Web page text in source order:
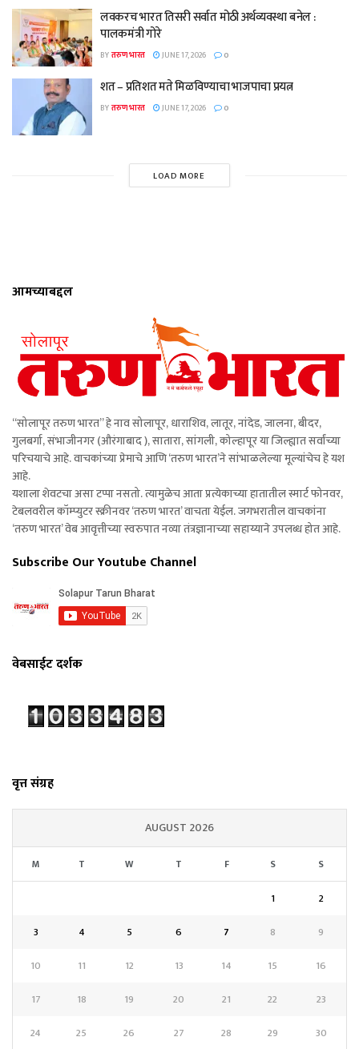
लवकरच भारत तिसरी सर्वात मोठी अर्थव्यवस्था बनेल :
पालकमंत्री गोरे
BYतरुण भारत JUNE 17, 2026 0
शत – प्रतिशत मते मिळविण्याचा भाजपाचा प्रयत्न
BYतरुण भारत JUNE 17, 2026 0
LOAD MORE
आमच्याबद्दल
“सोलापूर तरुण भारत” हे नाव सोलापूर, धाराशिव, लातूर, नांदेड, जालना, बीदर,
गुलबर्गा, संभाजीनगर (औरंगाबाद ), सातारा, सांगली, कोल्हापूर या जिल्ह्यात सर्वांच्या
परिचयाचे आहे. वाचकांच्या प्रेमाचे आणि ‘तरुण भारत’ने सांभाळलेल्या मूल्यांचेच हे यश
आहे.
यशाला शेवटचा असा टप्पा नसतो. त्यामुळेच आता प्रत्येकाच्या हातातील स्मार्ट फोनवर,
टेबलवरील कॉम्प्युटर स्क्रीनवर ‘तरुण भारत’ वाचता येईल. जगभरातील वाचकांना
‘तरुण भारत’ वेब आवृत्तीच्या स्वरुपात नव्या तंत्रज्ञानाच्या सहाय्याने उपलब्ध होत आहे.
Subscribe Our Youtube Channel
वेबसाईट दर्शक
वृत्त संग्रह
AUGUST 2026
M T W T F S S
1
2
3
4 5 6 7 8
9
10
11 12 13 14 15
16
17
18 19 20 21 22
23
24
25 26 27 28 29 30